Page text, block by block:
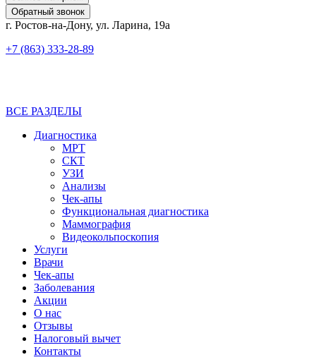
Обратный звонок
г. Ростов-на-Дону, ул. Ларина, 19а
+7 (863) 333-28-89
ВСЕ РАЗДЕЛЫ
Диагностика
МРТ
СКТ
УЗИ
Анализы
Чек-апы
Функциональная диагностика
Маммография
Видеокольпоскопия
Услуги
Врачи
Чек-апы
Заболевания
Акции
О нас
Отзывы
Налоговый вычет
Контакты